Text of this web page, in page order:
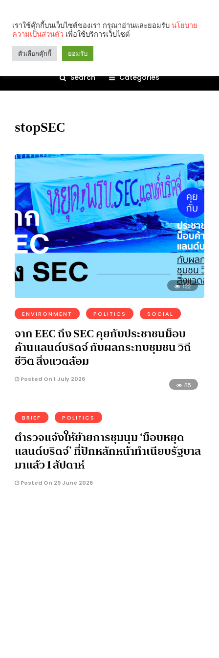
Search Categories
stopSEC
122
ENVIRONMENT POLITICS SOCIAL
จาก EEC ถึง SEC คุยกับประชาชนม็อบ
ค้านแลนด์บริดจ์ กับผลกระทบชุมชน วิถี
ชีวิต สิ่งแวดล้อม
Posted On 1 July 2026
85
BRIEF POLITICS
ตำรวจแจ้งให้ย้ายการชุมนุม ‘ม็อบหยุด
แลนด์บริดจ์’ ที่ปักหลักหน้าทำเนียบรัฐบาล
มาแล้ว 1 สัปดาห์
Posted On 29 June 2026
เราใช้คุ๊กกี้บนเว็บไซต์ของเรา กรุณาอ่านและยอมรับ นโยบาย
ความเป็นส่วนตัว เพื่อใช้บริการเว็บไซต์
ตัวเลือกคุ๊กกี้ ยอมรับ